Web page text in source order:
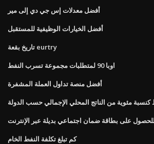
أفضل معدلات إس جي دي إلى مير
أفضل الخيارات الوظيفية للمستقبل
تاريخ بقعة eurtry
اوبا 90 لمتطلبات مجموعة تسرب النفط
أفضل منصة تداول العملة المشفرة
كنسبة مئوية من الناتج المحلي الإجمالي حسب الدولة
على بطاقة ضمان اجتماعي بديلة عبر الإنترنت
كم تبلغ تكلفة النفط الخام